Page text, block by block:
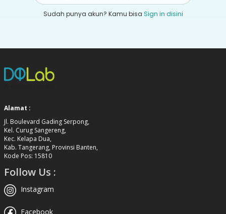
Sudah punya akun? Kamu bisa Sign in disini
Alamat :
Jl. Boulevard Gading Serpong,
Kel. Curug Sangereng,
Kec. Kelapa Dua,
Kab. Tangerang, Provinsi Banten,
Kode Pos: 15810
Follow Us :
Instagram
Facebook